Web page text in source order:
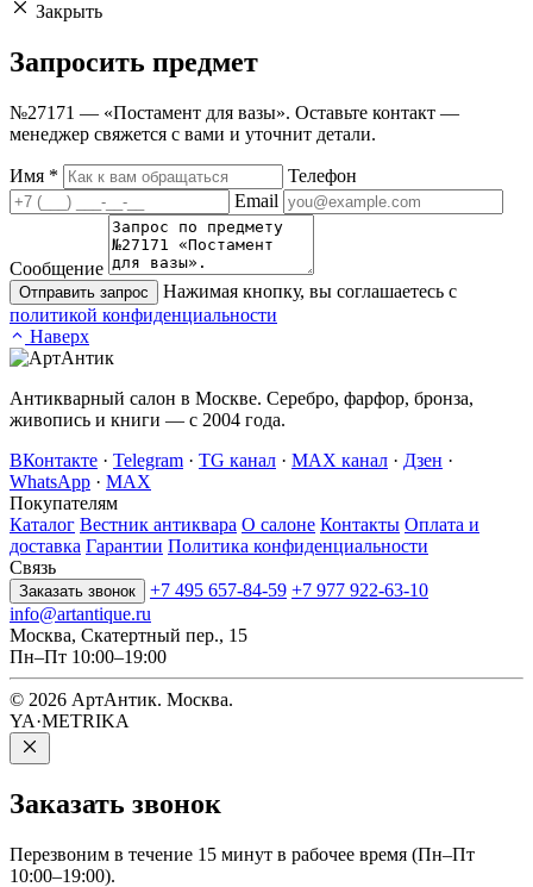
Закрыть
Запросить предмет
№27171 — «Постамент для вазы». Оставьте контакт —
менеджер свяжется с вами и уточнит детали.
Имя *
Телефон
Email
Сообщение
Отправить запрос
Нажимая кнопку, вы соглашаетесь с
политикой конфиденциальности
Наверх
Антикварный салон в Москве. Серебро, фарфор, бронза,
живопись и книги — с 2004 года.
ВКонтакте · Telegram · TG канал · MAX канал · Дзен ·
WhatsApp · MAX
Покупателям
Каталог Вестник антиквара О салоне Контакты Оплата и
доставка Гарантии Политика конфиденциальности
Связь
Заказать звонок +7 495 657-84-59 +7 977 922-63-10
info@artantique.ru
Москва, Скатертный пер., 15
Пн–Пт 10:00–19:00
© 2026 АртАнтик. Москва.
YA·METRIKA
Заказать звонок
Перезвоним в течение 15 минут в рабочее время (Пн–Пт
10:00–19:00).